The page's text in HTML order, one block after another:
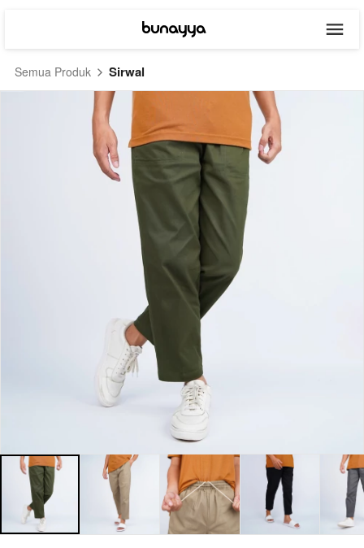
Semua Produk Sirwal